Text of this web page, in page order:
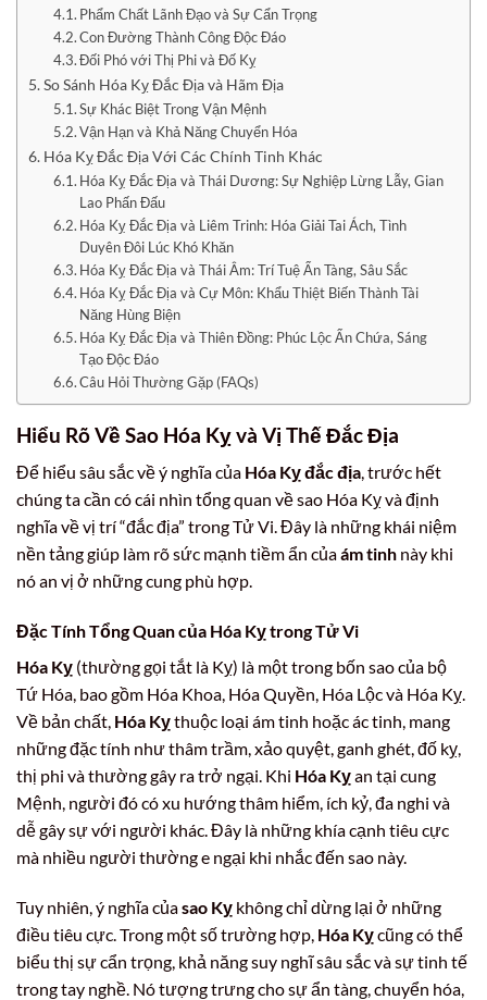
Phẩm Chất Lãnh Đạo và Sự Cẩn Trọng
Con Đường Thành Công Độc Đáo
Đối Phó với Thị Phi và Đố Kỵ
So Sánh Hóa Kỵ Đắc Địa và Hãm Địa
Sự Khác Biệt Trong Vận Mệnh
Vận Hạn và Khả Năng Chuyển Hóa
Hóa Kỵ Đắc Địa Với Các Chính Tinh Khác
Hóa Kỵ Đắc Địa và Thái Dương: Sự Nghiệp Lừng Lẫy, Gian
Lao Phấn Đấu
Hóa Kỵ Đắc Địa và Liêm Trinh: Hóa Giải Tai Ách, Tình
Duyên Đôi Lúc Khó Khăn
Hóa Kỵ Đắc Địa và Thái Âm: Trí Tuệ Ẩn Tàng, Sâu Sắc
Hóa Kỵ Đắc Địa và Cự Môn: Khẩu Thiệt Biến Thành Tài
Năng Hùng Biện
Hóa Kỵ Đắc Địa và Thiên Đồng: Phúc Lộc Ẩn Chứa, Sáng
Tạo Độc Đáo
Câu Hỏi Thường Gặp (FAQs)
Hiểu Rõ Về Sao Hóa Kỵ và Vị Thế Đắc Địa
Để hiểu sâu sắc về ý nghĩa của Hóa Kỵ đắc địa, trước hết
chúng ta cần có cái nhìn tổng quan về sao Hóa Kỵ và định
nghĩa về vị trí “đắc địa” trong Tử Vi. Đây là những khái niệm
nền tảng giúp làm rõ sức mạnh tiềm ẩn củaám tinh này khi
nó an vị ở những cung phù hợp.
Đặc Tính Tổng Quan của Hóa Kỵ trong Tử Vi
Hóa Kỵ (thường gọi tắt là Kỵ) là một trong bốn sao của bộ
Tứ Hóa, bao gồm Hóa Khoa, Hóa Quyền, Hóa Lộc và Hóa Kỵ.
Về bản chất, Hóa Kỵthuộc loại ám tinh hoặc ác tinh, mang
những đặc tính như thâm trầm, xảo quyệt, ganh ghét, đố kỵ,
thị phi và thường gây ra trở ngại. Khi Hóa Kỵan tại cung
Mệnh, người đó có xu hướng thâm hiểm, ích kỷ, đa nghi và
dễ gây sự với người khác. Đây là những khía cạnh tiêu cực
mà nhiều người thường e ngại khi nhắc đến sao này.
Tuy nhiên, ý nghĩa củasao Kỵ không chỉ dừng lại ở những
điều tiêu cực. Trong một số trường hợp, Hóa Kỵcũng có thể
biểu thị sự cẩn trọng, khả năng suy nghĩ sâu sắc và sự tinh tế
trong tay nghề. Nó tượng trưng cho sự ẩn tàng, chuyển hóa,